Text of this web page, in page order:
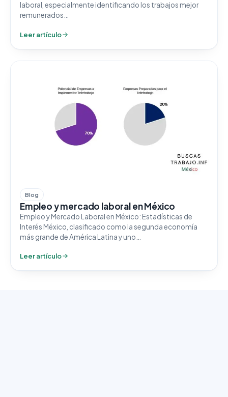
laboral, especialmente identificando los trabajos mejor
remunerados…
Leer artículo
Blog
Empleo y mercado laboral en México
Empleo y Mercado Laboral en México: Estadísticas de
Interés México, clasificado como la segunda economía
más grande de América Latina y uno…
Leer artículo